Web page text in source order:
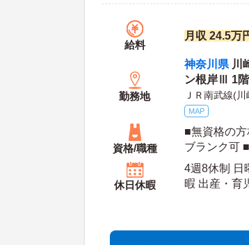
給料
月収 24.5万
勤務地
神奈川県 川
ン根岸Ⅲ 1階
ＪＲ南武線(
MAP
資格/職種
■無資格の
ブランク可
迎） ■デイ
休日休暇
4週8休制 日
暇 出産・育